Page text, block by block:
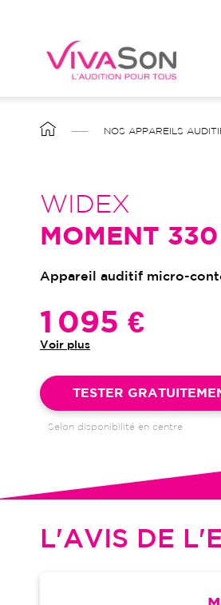
contenu
FIL
NOS APPAREILS
WIDEX
MOMENT
Appareil auditif micro-
1 095 €
Voir plus
TESTER
Selon disponibilité en centre
L'AVIS DE